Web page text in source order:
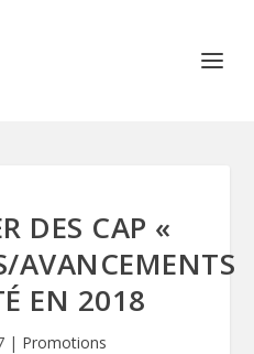
DES CAP «
AVANCEMENTS
EN 2018
| Promotions